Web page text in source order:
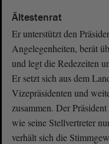
Ältestenrat
Er unterstützt den
Angelegenheiten, berät
und legt die Redezeiten
Er setzt sich aus dem
Vizepräsidenten und
zusammen. Der
wie seine Stellvertreter
verhält sich die